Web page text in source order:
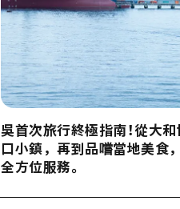
吳首次旅行終極指南！從大
口小鎮，再到品嚐當地美食
全方位服務。